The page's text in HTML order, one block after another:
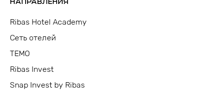
Ribas Hotel Academy
Сеть отелей
TEMO
Ribas Invest
Snap Invest by Ribas